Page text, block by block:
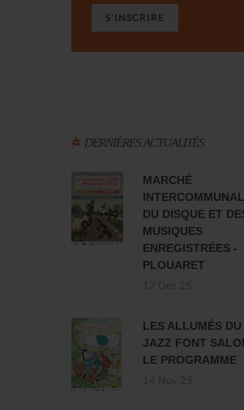
S'INSCRIRE
DERNIÈRES ACTUALITÉS
MARCHÉ
INTERCOMMUNAL
DU DISQUE ET
MUSIQUES
ENREGISTRÉES -
PLOUARET
LES ALLUMÉS DU
JAZZ FONT
LE PROGRAMME